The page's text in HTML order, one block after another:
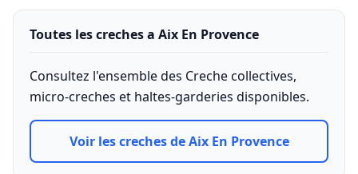
Toutes les creches a Aix En Provence
Consultez l'ensemble des Creche collectives,
micro-creches et haltes-garderies disponibles.
Voir les creches de Aix En Provence